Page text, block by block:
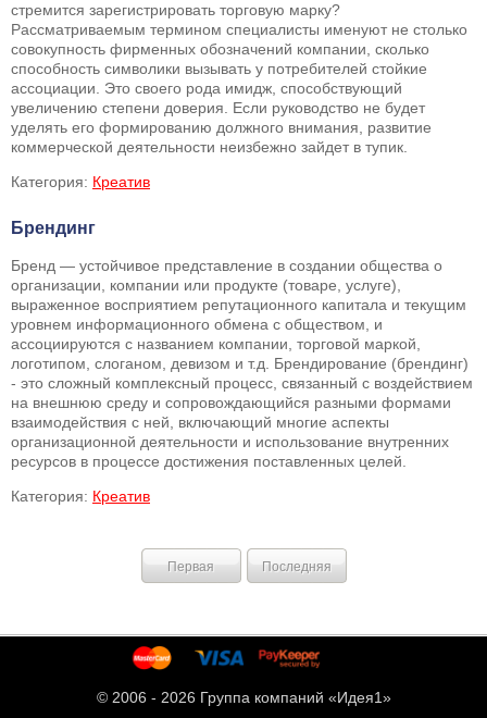
стремится зарегистрировать торговую марку?
Рассматриваемым термином специалисты именуют не столько
совокупность фирменных обозначений компании, сколько
способность символики вызывать у потребителей стойкие
ассоциации. Это своего рода имидж, способствующий
увеличению степени доверия. Если руководство не будет
уделять его формированию должного внимания, развитие
коммерческой деятельности неизбежно зайдет в тупик.
Категория: Креатив
Брендинг
Бренд — устойчивое представление в создании общества о
организации, компании или продукте (товаре, услуге),
выраженное восприятием репутационного капитала и текущим
уровнем информационного обмена с обществом, и
ассоциируются с названием компании, торговой маркой,
логотипом, слоганом, девизом и т.д. Брендирование (брендинг)
- это сложный комплексный процесс, связанный с воздействием
на внешнюю среду и сопровождающийся разными формами
взаимодействия с ней, включающий многие аспекты
организационной деятельности и использование внутренних
ресурсов в процессе достижения поставленных целей.
Категория: Креатив
Первая Последняя
© 2006 - 2026 Группа компаний «Идея1»